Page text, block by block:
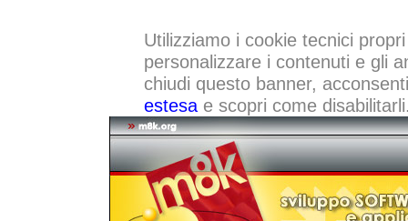
Utilizziamo i cookie tecnici
personalizzare i contenuti e gli
chiudi questo banner,
estesae scopri come